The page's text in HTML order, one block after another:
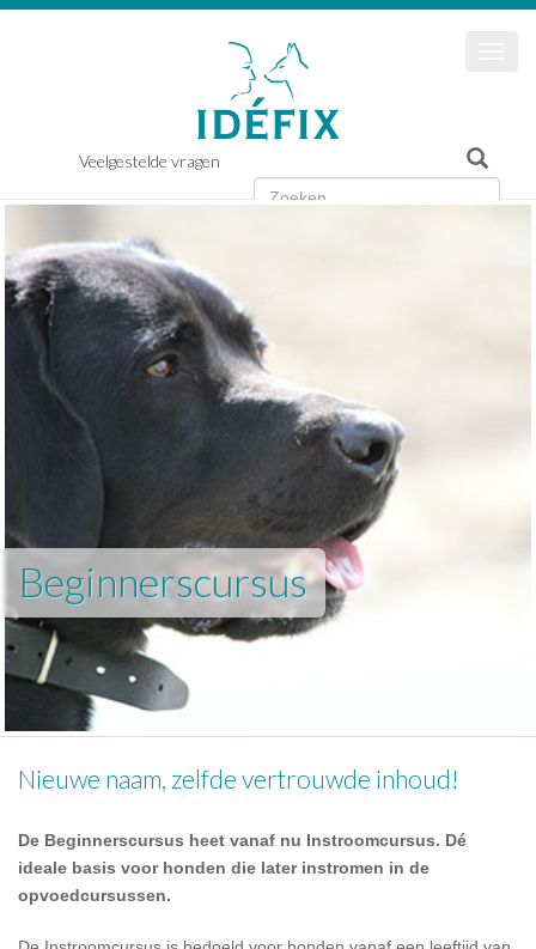
Veelgestelde vragen
Beginnerscursus
Nieuwe naam, zelfde vertrouwde inhoud!
De Beginnerscursus heet vanaf nu Instroomcursus. Dé
ideale basis voor honden die later instromen in de
opvoedcursussen.